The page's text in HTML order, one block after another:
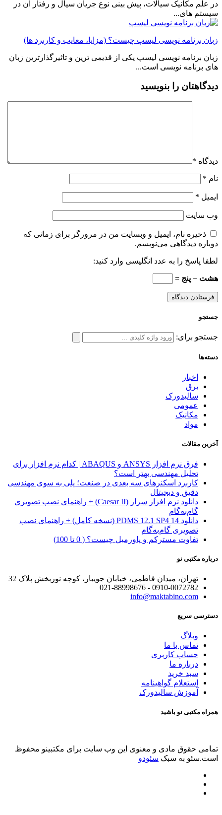
در علم مکانیک سیالات، پیش بینی نوع جریان سیال و رفتار آن در
سیستم های...
زبان برنامه نویسی لیسپ چیست؟ (مزایا، معایب و کاربرد ها)
زبان برنامه نویسی لیسپ یکی از قدیمی ترین و تاثیرگذارترین زبان
های برنامه نویسی است...
دیدگاهتان را بنویسید
دیدگاه *
نام *
ایمیل *
وب‌ سایت
ذخیره نام، ایمیل و وبسایت من در مرورگر برای زمانی که
دوباره دیدگاهی می‌نویسم.
لطفا پاسخ را به عدد انگلیسی وارد کنید:
هشت − پنج =
جستجو
جستجو برای:
دسته‌ها
اخبار
برق
سالیدورک
عمومی
مکانیک
مواد
آخرین مقالات
فرق نرم افزار ANSYS و ABAQUS | کدام نرم افزار برای
تحلیل مهندسی بهتر است؟
کاربرد اسکنرهای سه‌ بعدی در صنعت؛ پلی به سوی مهندسی
دقیق و دیجیتال
دانلود نرم افزار سزار (Caesar II) + راهنمای نصب تصویری
گام‌به‌گام
دانلود PDMS 12.1 SP4 14 (نسخه کامل) + راهنمای نصب
تصویری گام‌به‌گام
تفاوت مسترکم و پاورمیل چیست؟ ( 0 تا 100)
درباره مکتبی نو
تهران، میدان فاطمی، خیابان جویبار، کوچه نوربخش پلاک 32
0910-0072782 - 021-88998676
info@maktabino.com
دسترسی سریع
وبلاگ
تماس با ما
حساب کاربری
درباره ما
سبد خرید
استعلام گواهینامه
آموزش سالیدورک
همراه مکتبی نو باشید
تمامی حقوق مادی و معنوی این وب سایت برای مکتبینو محفوظ
است.سئو به سبک سئودو